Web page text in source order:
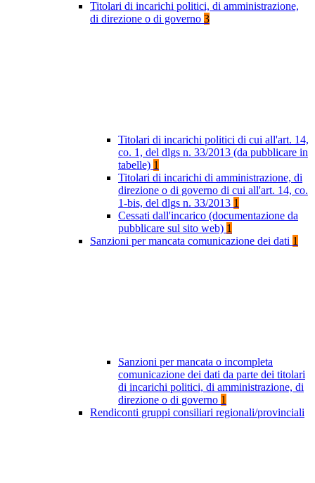
Titolari di incarichi politici, di amministrazione,
di direzione o di governo 3
Titolari di incarichi politici di cui all'art. 14,
co. 1, del dlgs n. 33/2013 (da pubblicare in
tabelle) 1
Titolari di incarichi di amministrazione, di
direzione o di governo di cui all'art. 14, co.
1-bis, del dlgs n. 33/2013 1
Cessati dall'incarico (documentazione da
pubblicare sul sito web) 1
Sanzioni per mancata comunicazione dei dati 1
Sanzioni per mancata o incompleta
comunicazione dei dati da parte dei titolari
di incarichi politici, di amministrazione, di
direzione o di governo 1
Rendiconti gruppi consiliari regionali/provinciali